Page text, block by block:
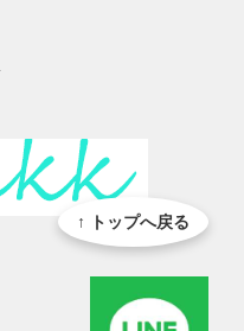
↑ トップへ戻る